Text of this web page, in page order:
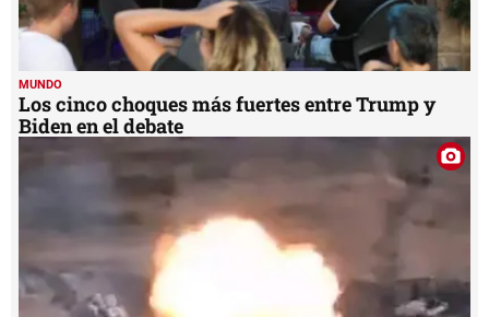
MUNDO
Los cinco choques más fuertes entre Trump y
Biden en el debate